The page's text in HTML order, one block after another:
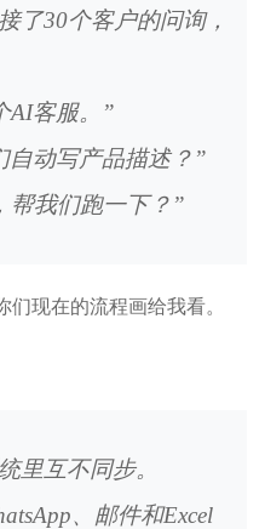
了30个客户的问询，
AI客服。”
自动写产品描述？”
帮我们跑一下？”
现在的流程画给我看。
里互不同步。
、邮件和Excel